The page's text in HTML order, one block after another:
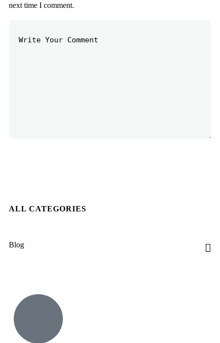
next time I comment.
ALL CATEGORIES
Blog
Adventure Plus+